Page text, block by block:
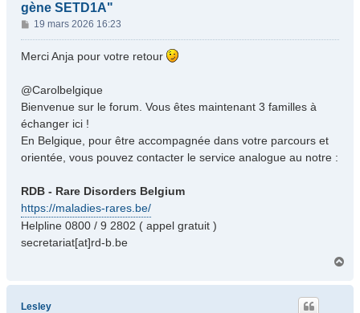
gène SETD1A"
M
e
s
g
e
19 mars 2026 16:23
Merci Anja pour votre retour
@Carolbelgique
Bienvenue sur le forum. Vous êtes maintenant 3 familles à
échanger ici !
En Belgique, pour être accompagnée dans votre parcours et
orientée, vous pouvez contacter le service analogue au notre :
RDB - Rare Disorders Belgium
https://maladies-rares.be/
Helpline 0800 / 9 2802 ( appel gratuit )
secretariat[at]rd-b.be
u
Lesley